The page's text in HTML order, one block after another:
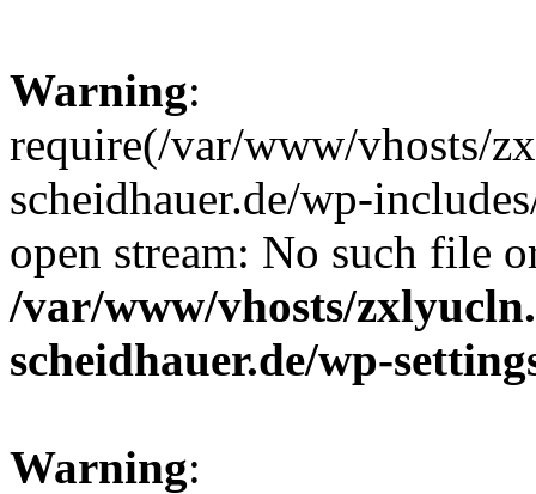
Warning:
require(/var/www/vhosts/
scheidhauer.de/wp-
open stream: No such file
/var/www/vhosts/
scheidhauer.de/wp-
Warning: